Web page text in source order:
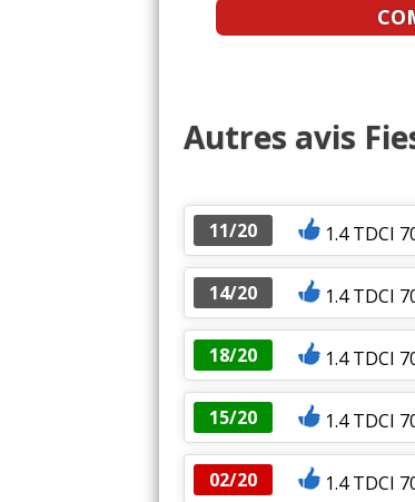
Autres avis
11/20
1.4 TDCI
14/20 1.4 TDCI
18/20 1.4 TDCI
15/20 1.4 TDCI
02/20 1.4 TDCI